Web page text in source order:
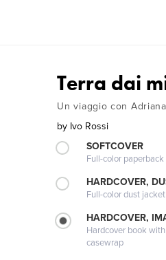
Terra dai
Un viaggio con
by Ivo Rossi
SOFTCOVER
Full-color
HARDCOVER,
Full-color dust
HARDCOVER,
Hardcover book
casewrap